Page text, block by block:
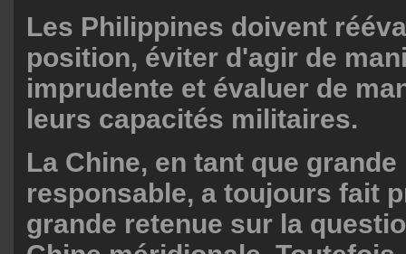
Les Philippines doivent
position, éviter d'agir de
imprudente et évaluer de
leurs capacités militaires.
La Chine, en tant que
responsable, a toujours fait
grande retenue sur la